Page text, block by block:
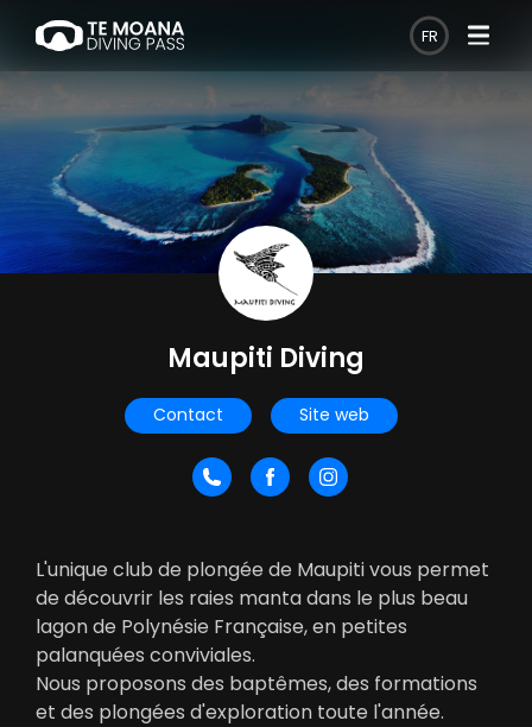
FR
Maupiti Diving
Contact Site web
L'unique club de plongée de Maupiti vous permet
de découvrir les raies manta dans le plus beau
lagon de Polynésie Française, en petites
palanquées conviviales.
Nous proposons des baptêmes, des formations
et des plongées d'exploration toute l'année.